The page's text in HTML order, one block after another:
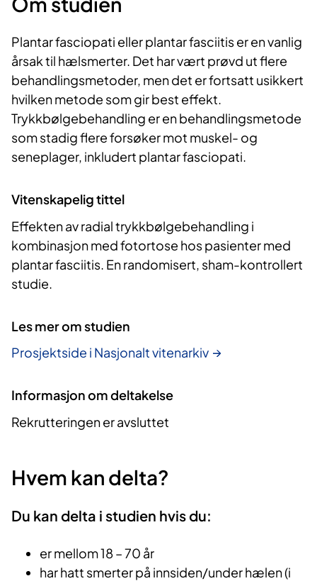
Plantar fasciopati eller plantar fasciitis er en vanlig
årsak til hælsmerter. Det har vært prøvd ut flere
behandlingsmetoder, men det er fortsatt usikkert
hvilken metode som gir best effekt.
Trykkbølgebehandling er en behandlingsmetode
som stadig flere forsøker mot muskel- og
seneplager, inkludert plantar fasciopati.
Vitenskapelig tittel
Effekten av radial trykkbølgebehandling i
kombinasjon med fotortose hos pasienter med
plantar fasciitis. En randomisert, sham-kontrollert
studie.
Les mer om studien
Prosjektside i Nasjonalt vitenarkiv
Informasjon om deltakelse
Rekrutteringen er avsluttet
Hvem kan delta?
Du kan delta i studien hvis du:
er mellom 18 – 70 år
har hatt smerter på innsiden/under hælen (i